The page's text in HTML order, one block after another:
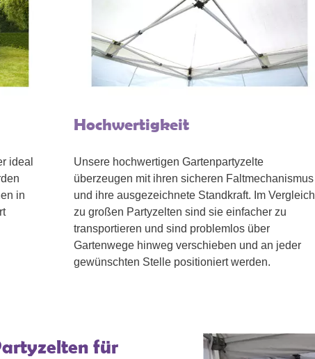
ideal
in
Hochwertigkeit
Unsere hochwertigen Gartenpartyzelte
überzeugen mit ihren sicheren Faltmechanismus
und ihre ausgezeichnete Standkraft. Im Vergleich
zu großen Partyzelten sind sie einfacher zu
transportieren und sind problemlos über
Gartenwege hinweg verschieben und an jeder
gewünschten Stelle positioniert werden.
für